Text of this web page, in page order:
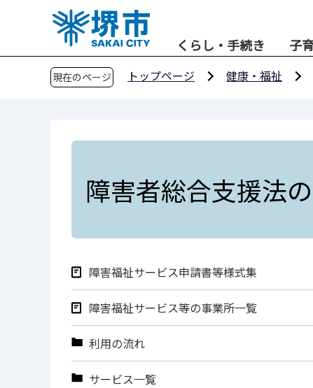
くらし・手続き 子
現在のページ トップページ 健康・福祉
障害者総合支援法
障害福祉サービス申請書等様式集
障害福祉サービス等の事業所一覧
利用の流れ
サービス一覧